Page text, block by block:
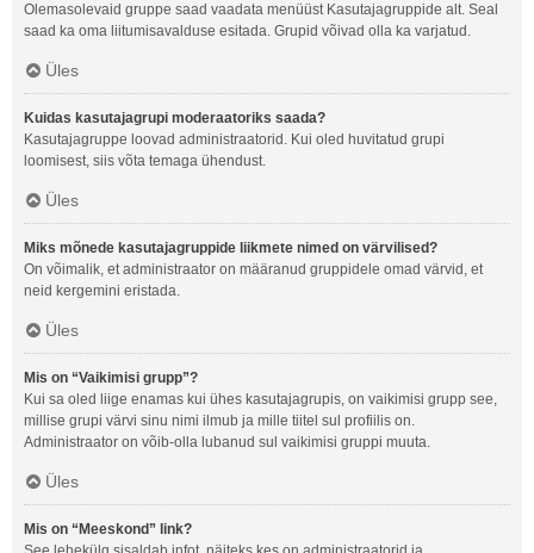
Olemasolevaid gruppe saad vaadata menüüst Kasutajagruppide alt. Seal
saad ka oma liitumisavalduse esitada. Grupid võivad olla ka varjatud.
Üles
Kuidas kasutajagrupi moderaatoriks saada?
Kasutajagruppe loovad administraatorid. Kui oled huvitatud grupi
loomisest, siis võta temaga ühendust.
Üles
Miks mõnede kasutajagruppide liikmete nimed on värvilised?
On võimalik, et administraator on määranud gruppidele omad värvid, et
neid kergemini eristada.
Üles
Mis on “Vaikimisi grupp”?
Kui sa oled liige enamas kui ühes kasutajagrupis, on vaikimisi grupp see,
millise grupi värvi sinu nimi ilmub ja mille tiitel sul profiilis on.
Administraator on võib-olla lubanud sul vaikimisi gruppi muuta.
Üles
Mis on “Meeskond” link?